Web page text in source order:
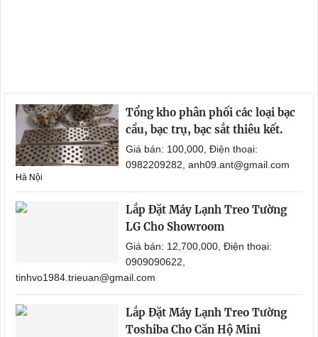
Tổng kho phân phối các loại bạc
cầu, bạc trụ, bạc sắt thiêu kết.
Giá bán: 100,000, Điện thoại:
0982209282, anh09.ant@gmail.com
Hà Nội
Lắp Đặt Máy Lạnh Treo Tường
LG Cho Showroom
Giá bán: 12,700,000, Điện thoại:
0909090622,
tinhvo1984.trieuan@gmail.com
Lắp Đặt Máy Lạnh Treo Tường
Toshiba Cho Căn Hộ Mini